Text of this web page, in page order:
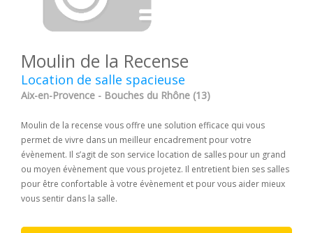
Moulin de la Recense
Location de salle spacieuse
Aix-en-Provence - Bouches du Rhône (13)
Moulin de la recense vous offre une solution efficace qui vous
permet de vivre dans un meilleur encadrement pour votre
évènement. Il s’agit de son service location de salles pour un grand
ou moyen évènement que vous projetez. Il entretient bien ses salles
pour être confortable à votre évènement et pour vous aider mieux
vous sentir dans la salle.